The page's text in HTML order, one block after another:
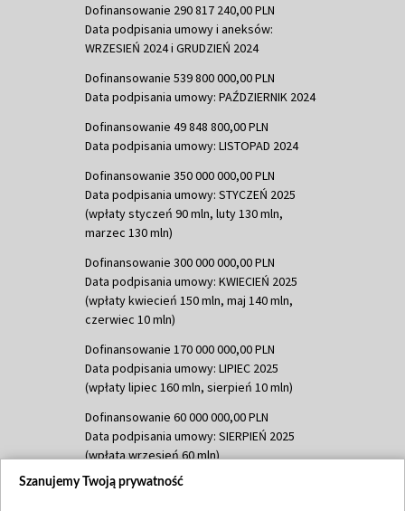
Dofinansowanie 290 817 240,00 PLN
Data podpisania umowy i aneksów:
WRZESIEŃ 2024 i GRUDZIEŃ 2024
Dofinansowanie 539 800 000,00 PLN
Data podpisania umowy: PAŹDZIERNIK 2024
Dofinansowanie 49 848 800,00 PLN
Data podpisania umowy: LISTOPAD 2024
Dofinansowanie 350 000 000,00 PLN
Data podpisania umowy: STYCZEŃ 2025
(wpłaty styczeń 90 mln, luty 130 mln,
marzec 130 mln)
Dofinansowanie 300 000 000,00 PLN
Data podpisania umowy: KWIECIEŃ 2025
(wpłaty kwiecień 150 mln, maj 140 mln,
czerwiec 10 mln)
Dofinansowanie 170 000 000,00 PLN
Data podpisania umowy: LIPIEC 2025
(wpłaty lipiec 160 mln, sierpień 10 mln)
Dofinansowanie 60 000 000,00 PLN
Data podpisania umowy: SIERPIEŃ 2025
(wpłata wrzesień 60 mln)
Dofinansowanie 635 783 051,21 PLN
Szanujemy Twoją prywatność